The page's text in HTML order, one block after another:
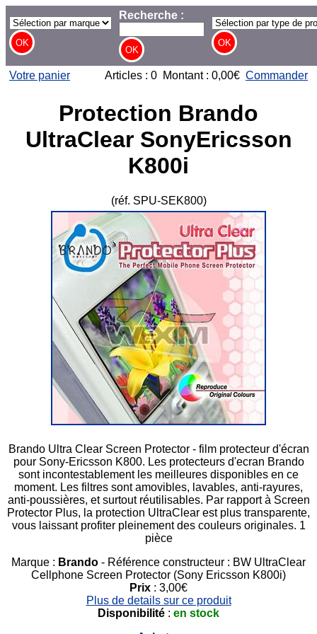
Recherche :
Votre panier Articles : 0 Montant : 0,00€ Commander
Protection Brando
UltraClear SonyEricsson
K800i
(réf. SPU-SEK800)
Brando Ultra Clear Screen Protector - film protecteur d'écran
pour Sony-Ericsson K800. Les protecteurs d'ecran Brando
sont incontestablement les meilleures disponibles en ce
moment. Les filtres sont amovibles, lavables, anti-rayures,
anti-poussières, et surtout réutilisables. Par rapport à Screen
Protector Plus, la protection UltraClear est plus transparente,
vous laissant profiter pleinement des couleurs originales. 1
pièce
Marque : Brando - Référence constructeur : BW UltraClear
Cellphone Screen Protector (Sony Ericsson K800i)
Prix : 3,00€
Plus de details sur ce produit
Disponibilité : en stock